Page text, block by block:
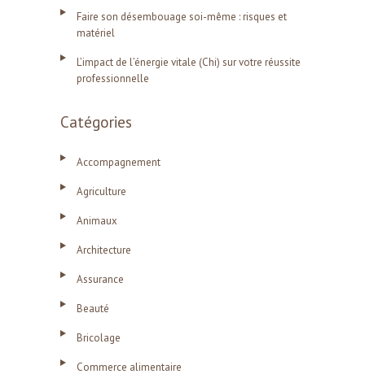
Faire son désembouage soi-même : risques et
matériel
L’impact de l’énergie vitale (Chi) sur votre réussite
professionnelle
Catégories
Accompagnement
Agriculture
Animaux
Architecture
Assurance
Beauté
Bricolage
Commerce alimentaire